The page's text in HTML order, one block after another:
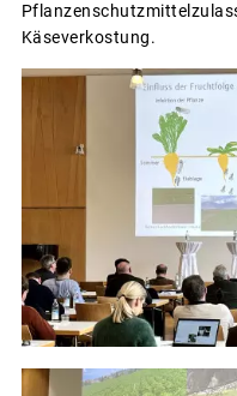
Käseverkostung.